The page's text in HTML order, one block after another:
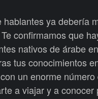
hablantes ya debería
confirmamos que
nativos de árabe
tus conocimientos
un enorme
a viajar y a conocer